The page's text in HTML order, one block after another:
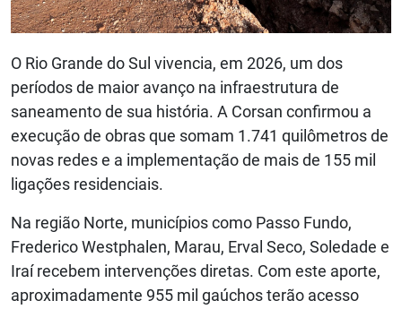
O Rio Grande do Sul vivencia, em 2026, um dos
períodos de maior avanço na infraestrutura de
saneamento de sua história. A Corsan confirmou a
execução de obras que somam 1.741 quilômetros de
novas redes e a implementação de mais de 155 mil
ligações residenciais.
Na região Norte, municípios como Passo Fundo,
Frederico Westphalen, Marau, Erval Seco, Soledade e
Iraí recebem intervenções diretas. Com este aporte,
aproximadamente 955 mil gaúchos terão acesso